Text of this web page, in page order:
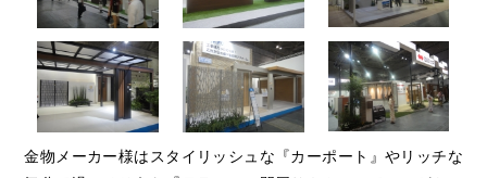
金物メーカー様はスタイリッシュな『カーポート』やリッチな